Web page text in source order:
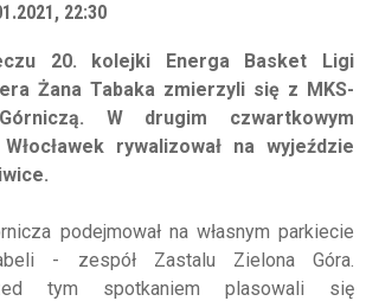
22:30
20. kolejki Energa Basket Ligi
Żana Tabaka zmierzyli się z MKS-
W drugim czwartkowym
rywalizował na wyjeździe
podejmował na własnym parkiecie
- zespół Zastalu Zielona Góra.
tym spotkaniem plasowali się